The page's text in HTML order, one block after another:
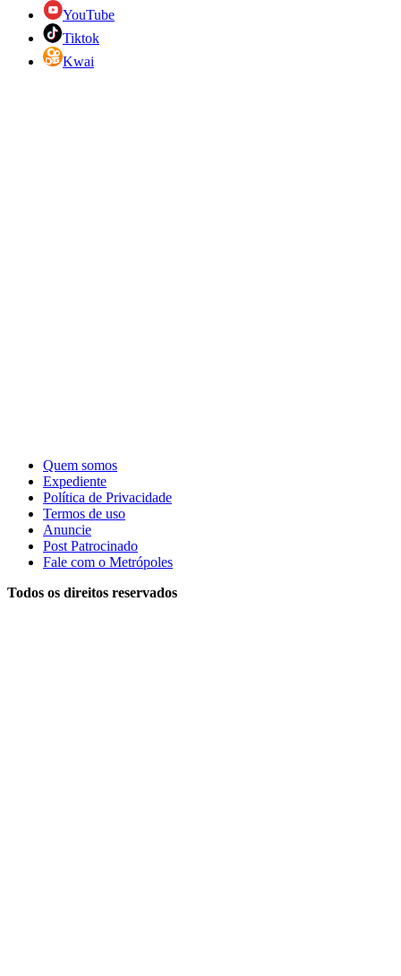
YouTube
Tiktok
Kwai
Quem somos
Expediente
Política de Privacidade
Termos de uso
Anuncie
Post Patrocinado
Fale com o Metrópoles
Todos os direitos reservados